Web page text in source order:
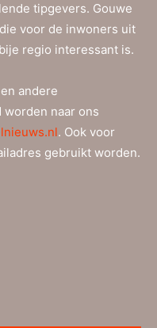
tipgevers. Gouwe
voor de inwoners uit
regio interessant is.
andere
naar ons
. Ook voor
gebruikt worden.